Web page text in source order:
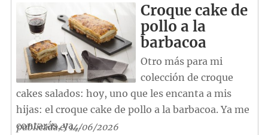
Croque cake de
pollo a la
barbacoa
Otro más para mi
colección de croque
cakes salados: hoy, uno que les encanta a mis
hijas: el croque cake de pollo a la barbacoa. Ya me
contarás, ya…
publicada el 14/06/2026